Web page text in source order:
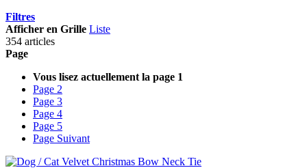
Filtres
Afficher en Grille Liste
354 articles
Page
Vous lisez actuellement la page 1
Page 2
Page 3
Page 4
Page 5
Page Suivant